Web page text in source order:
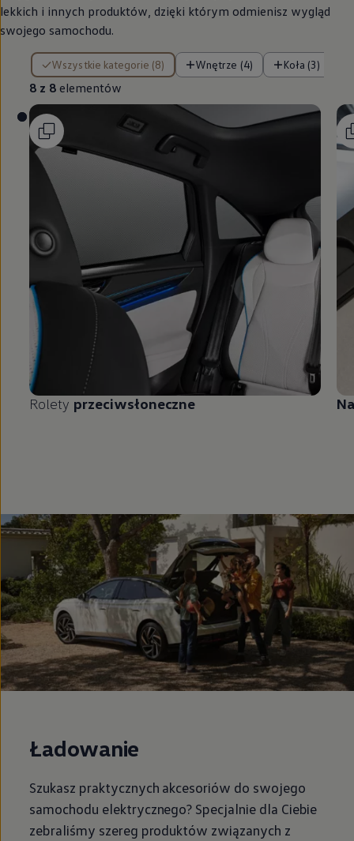
lekkich i innych produktów, dzięki którym odmienisz wygląd
swojego samochodu.
Wszystkie kategorie (8) Wnętrze (4) Koła (3)
8 z 8 elementów
8 z 8 elementów
Rolety przeciwsłoneczne
Ładowanie
Szukasz praktycznych akcesoriów do swojego
samochodu elektrycznego? Specjalnie dla Ciebie
zebraliśmy szereg produktów związanych z